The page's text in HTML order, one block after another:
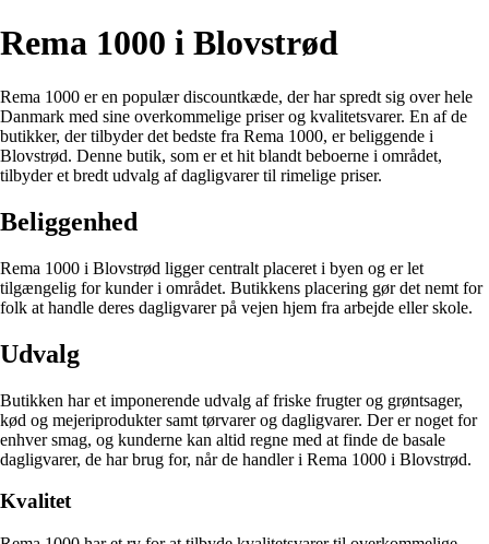
Rema 1000 i Blovstrød
Rema 1000 er en populær discountkæde, der har spredt sig over hele
Danmark med sine overkommelige priser og kvalitetsvarer. En af de
butikker, der tilbyder det bedste fra Rema 1000, er beliggende i
Blovstrød. Denne butik, som er et hit blandt beboerne i området,
tilbyder et bredt udvalg af dagligvarer til rimelige priser.
Beliggenhed
Rema 1000 i Blovstrød ligger centralt placeret i byen og er let
tilgængelig for kunder i området. Butikkens placering gør det nemt for
folk at handle deres dagligvarer på vejen hjem fra arbejde eller skole.
Udvalg
Butikken har et imponerende udvalg af friske frugter og grøntsager,
kød og mejeriprodukter samt tørvarer og dagligvarer. Der er noget for
enhver smag, og kunderne kan altid regne med at finde de basale
dagligvarer, de har brug for, når de handler i Rema 1000 i Blovstrød.
Kvalitet